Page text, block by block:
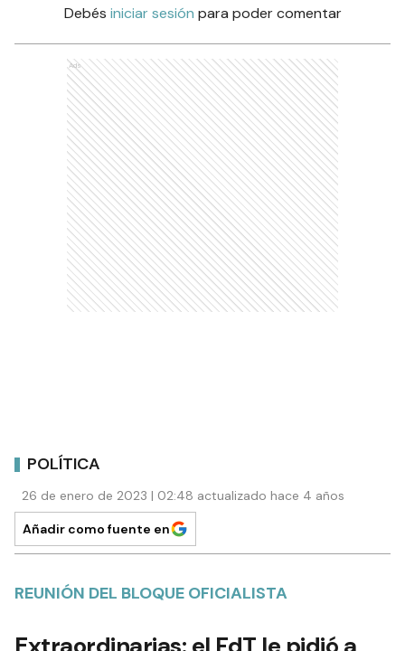
Debés iniciar sesión para poder comentar
Ads
POLÍTICA
26 de enero de 2023 | 02:48 actualizado hace 4 años
Añadir como fuente en
REUNIÓN DEL BLOQUE OFICIALISTA